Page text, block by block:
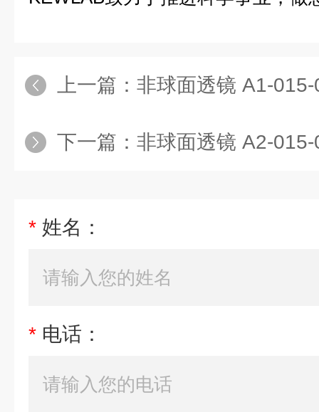
上一篇： 非球面透镜 A1-
下一篇： 非球面透镜 A2-
* 姓名：
* 电话：